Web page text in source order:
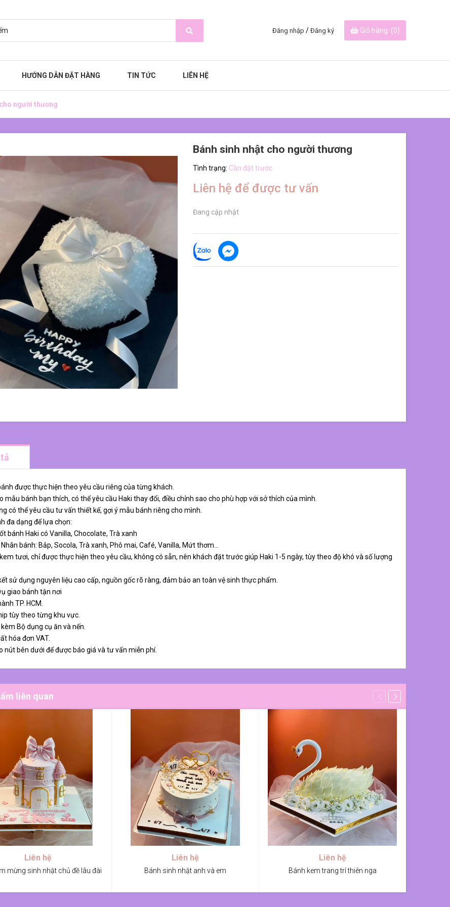
Đăng nhập / Đăng ký Giỏ hàng: (0)
HƯỚNG DẪN ĐẶT HÀNG TIN TỨC LIÊN HỆ
người thương
Bánh sinh nhật cho người thương
Tình trạng: Cần đặt trước
Liên hệ để được tư vấn
Đang cập nhật
được thực hiện theo yêu cầu riêng của từng khách.
mẫu bánh bạn thích, có thể yêu cầu Haki thay đổi, điều chỉnh sao cho phù hợp với sở thích của mình.
có thể yêu cầu tư vấn thiết kế, gợi ý mẫu bánh riêng cho mình.
đa dạng để lựa chọn:
bánh Haki có Vanilla, Chocolate, Trà xanh
Nhân bánh: Bắp, Socola, Trà xanh, Phô mai, Café, Vanilla, Mứt thơm…
tươi, chỉ được thực hiện theo yêu cầu, không có sẵn, nên khách đặt trước giúp Haki 1-5 ngày, tùy theo độ khó và số lượng
sử dụng nguyên liệu cao cấp, nguồn gốc rõ ràng, đảm bảo an toàn vệ sinh thực phẩm.
giao bánh tận nơi
TP. HCM.
tùy theo từng khu vực.
Bộ dụng cụ ăn và nến.
hóa đơn VAT.
nút bên dưới để được báo giá và tư vấn miễn phí.
liên quan
Liên hệ
mừng sinh nhật chủ đề lâu đài
Liên hệ
Bánh sinh nhật anh và em
Liên hệ
Bánh kem trang trí thiên nga